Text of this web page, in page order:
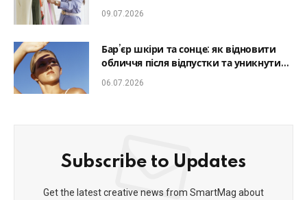
який образ гармонійним
09.07.2026
Бар’єр шкіри та сонце: як відновити
обличчя після відпустки та уникнути
фотостаріння
06.07.2026
Subscribe to Updates
Get the latest creative news from SmartMag about